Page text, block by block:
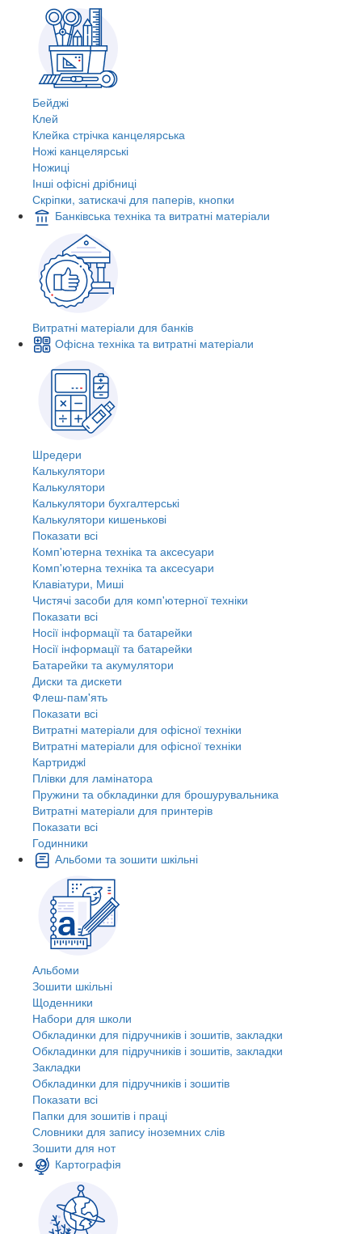
Бейджі
Клей
Клейка стрічка канцелярська
Ножі канцелярські
Ножиці
Інші офісні дрібниці
Скріпки, затискачі для паперів, кнопки
Банківська техніка та витратні матеріали
Витратні матеріали для банків
Офісна техніка та витратні матеріали
Шредери
Калькулятори
Калькулятори
Калькулятори бухгалтерські
Калькулятори кишенькові
Показати всі
Комп'ютерна техніка та аксесуари
Комп'ютерна техніка та аксесуари
Клавіатури, Миші
Чистячі засоби для комп'ютерної техніки
Показати всі
Носії інформації та батарейки
Носії інформації та батарейки
Батарейки та акумулятори
Диски та дискети
Флеш-пам'ять
Показати всі
Витратні матеріали для офісної техніки
Витратні матеріали для офісної техніки
Картриджi
Плівки для ламінатора
Пружини та обкладинки для брошурувальника
Витратні матеріали для принтерів
Показати всі
Годинники
Альбоми та зошити шкільні
Альбоми
Зошити шкільні
Щоденники
Набори для школи
Обкладинки для підручників і зошитів, закладки
Обкладинки для підручників і зошитів, закладки
Закладки
Обкладинки для підручників і зошитів
Показати всі
Папки для зошитів і праці
Словники для запису іноземних слів
Зошити для нот
Картографія